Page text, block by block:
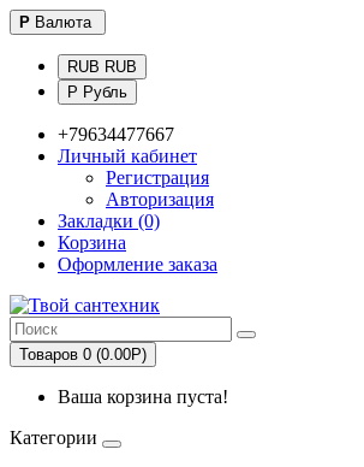
Р Валюта
RUB RUB
Р Рубль
+79634477667
Личный кабинет
Регистрация
Авторизация
Закладки (0)
Корзина
Оформление заказа
Товаров 0 (0.00Р)
Ваша корзина пуста!
Категории